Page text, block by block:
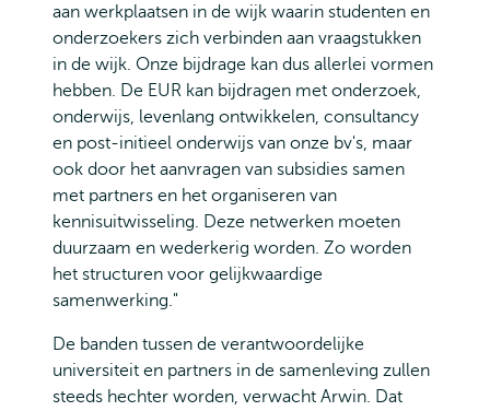
aan werkplaatsen in de wijk waarin studenten en
onderzoekers zich verbinden aan vraagstukken
in de wijk. Onze bijdrage kan dus allerlei vormen
hebben. De EUR kan bijdragen met onderzoek,
onderwijs, levenlang ontwikkelen, consultancy
en post-initieel onderwijs van onze bv's, maar
ook door het aanvragen van subsidies samen
met partners en het organiseren van
kennisuitwisseling. Deze netwerken moeten
duurzaam en wederkerig worden. Zo worden
het structuren voor gelijkwaardige
samenwerking."
De banden tussen de verantwoordelijke
universiteit en partners in de samenleving zullen
steeds hechter worden, verwacht Arwin. Dat